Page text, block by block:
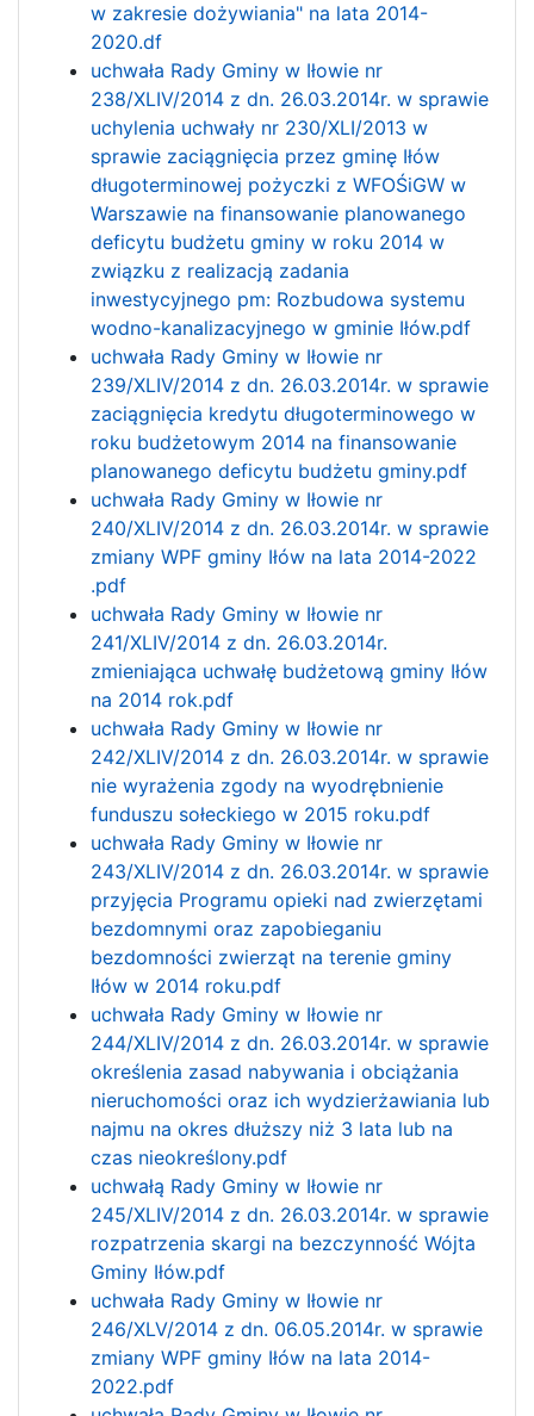
w zakresie dożywiania" na lata 2014-
2020.df
uchwała Rady Gminy w Iłowie nr
238/XLIV/2014 z dn. 26.03.2014r. w sprawie
uchylenia uchwały nr 230/XLI/2013 w
sprawie zaciągnięcia przez gminę Iłów
długoterminowej pożyczki z WFOŚiGW w
Warszawie na finansowanie planowanego
deficytu budżetu gminy w roku 2014 w
związku z realizacją zadania
inwestycyjnego pm: Rozbudowa systemu
wodno-kanalizacyjnego w gminie Iłów.pdf
uchwała Rady Gminy w Iłowie nr
239/XLIV/2014 z dn. 26.03.2014r. w sprawie
zaciągnięcia kredytu długoterminowego w
roku budżetowym 2014 na finansowanie
planowanego deficytu budżetu gminy.pdf
uchwała Rady Gminy w Iłowie nr
240/XLIV/2014 z dn. 26.03.2014r. w sprawie
zmiany WPF gminy Iłów na lata 2014-2022
.pdf
uchwała Rady Gminy w Iłowie nr
241/XLIV/2014 z dn. 26.03.2014r.
zmieniająca uchwałę budżetową gminy Iłów
na 2014 rok.pdf
uchwała Rady Gminy w Iłowie nr
242/XLIV/2014 z dn. 26.03.2014r. w sprawie
nie wyrażenia zgody na wyodrębnienie
funduszu sołeckiego w 2015 roku.pdf
uchwała Rady Gminy w Iłowie nr
243/XLIV/2014 z dn. 26.03.2014r. w sprawie
przyjęcia Programu opieki nad zwierzętami
bezdomnymi oraz zapobieganiu
bezdomności zwierząt na terenie gminy
Iłów w 2014 roku.pdf
uchwała Rady Gminy w Iłowie nr
244/XLIV/2014 z dn. 26.03.2014r. w sprawie
określenia zasad nabywania i obciążania
nieruchomości oraz ich wydzierżawiania lub
najmu na okres dłuższy niż 3 lata lub na
czas nieokreślony.pdf
uchwałą Rady Gminy w Iłowie nr
245/XLIV/2014 z dn. 26.03.2014r. w sprawie
rozpatrzenia skargi na bezczynność Wójta
Gminy Iłów.pdf
uchwała Rady Gminy w Iłowie nr
246/XLV/2014 z dn. 06.05.2014r. w sprawie
zmiany WPF gminy Iłów na lata 2014-
2022.pdf